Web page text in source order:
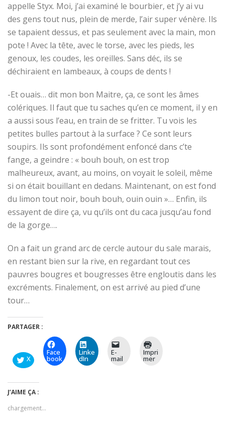
appelle Styx. Moi, j’ai examiné le bourbier, et j’y ai vu
des gens tout nus, plein de merde, l’air super vénère. Ils
se tapaient dessus, et pas seulement avec la main, mon
pote ! Avec la tête, avec le torse, avec les pieds, les
genoux, les coudes, les oreilles. Sans déc, ils se
déchiraient en lambeaux, à coups de dents !
-Et ouais… dit mon bon Maitre, ça, ce sont les âmes
colériques. Il faut que tu saches qu’en ce moment, il y en
a aussi sous l’eau, en train de se fritter. Tu vois les
petites bulles partout à la surface ? Ce sont leurs
soupirs. Ils sont profondément enfoncé dans c’te
fange, a geindre : « bouh bouh, on est trop
malheureux, avant, au moins, on voyait le soleil, même
si on était bouillant en dedans. Maintenant, on est fond
du limon tout noir, bouh bouh, ouin ouin »… Enfin, ils
essayent de dire ça, vu qu’ils ont du caca jusqu’au fond
de la gorge….
On a fait un grand arc de cercle autour du sale marais,
en restant bien sur la rive, en regardant tout ces
pauvres bougres et bougresses être engloutis dans les
excréments. Finalement, on est arrivé au pied d’une
tour…
PARTAGER :
X
Face
book
Linke
dIn
E-
mail
Impri
mer
J’AIME ÇA :
chargement…